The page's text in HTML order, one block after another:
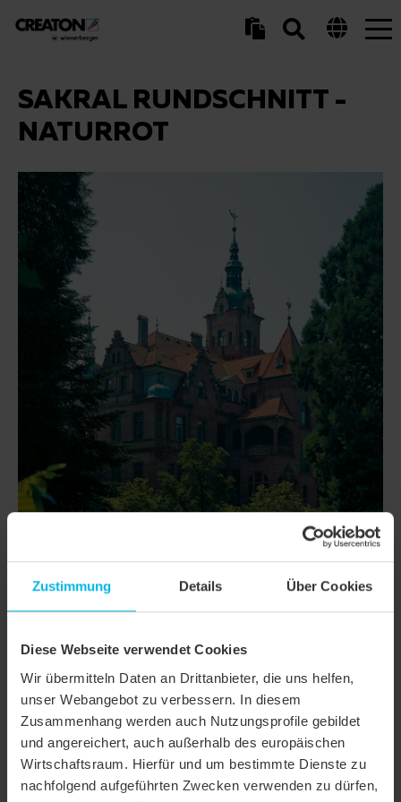
Zustimmung Details Über Cookies
Diese Webseite verwendet Cookies
Wir übermitteln Daten an Drittanbieter, die uns helfen,
unser Webangebot zu verbessern. In diesem
Zusammenhang werden auch Nutzungsprofile gebildet
und angereichert, auch außerhalb des europäischen
Wirtschaftsraum. Hierfür und um bestimmte Dienste zu
nachfolgend aufgeführten Zwecken verwenden zu dürfen,
SAKRAL RUNDSCHNITT -
NATURROT
DETAILS
MODELL SAKRAL RUNDSCHNITT
Produktfamilie Biberschwanzziegel SAKRAL
Produktgruppe Dachziegel